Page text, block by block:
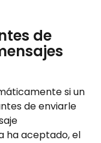
de
si un
de enviarle
ha aceptado, el